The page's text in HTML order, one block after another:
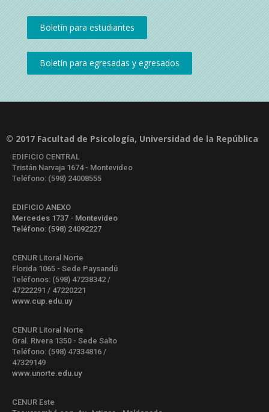
© 2017 Facultad de Psicología, Universidad de la República
EDIFICIO CENTRAL
Tristán Narvaja 1674 - Montevideo
Teléfono: (598) 24008555
EDIFICIO ANEXO
Mercedes 1737 - Montevideo
Teléfono: (598) 24092227
CENUR Litoral Norte
Florida 1065 - Sede Paysandú
Teléfonos: (598) 47238342 /
47222291 / 47220221
www.cup.edu.uy
CENUR Litoral Norte
Gral. Rivera 1350 - Sede Salto
Teléfono: (598) 47334816 /
47329149
www.unorte.edu.uy
CENUR Este